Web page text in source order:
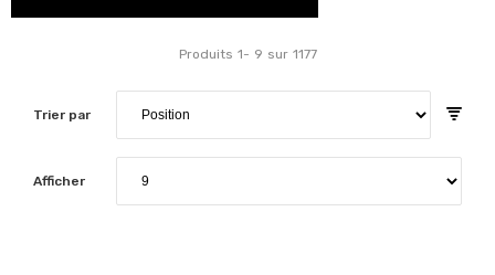
Trier par
Produits 1- 9 sur 1177
Afficher